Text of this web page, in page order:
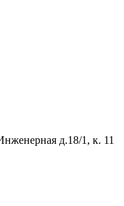
д.18/1, к. 11